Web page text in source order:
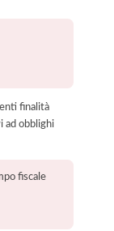
finalità
ad obblighi
fiscale